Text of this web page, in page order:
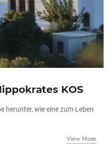
KOS
herunter, wie eine zum Leben
View More